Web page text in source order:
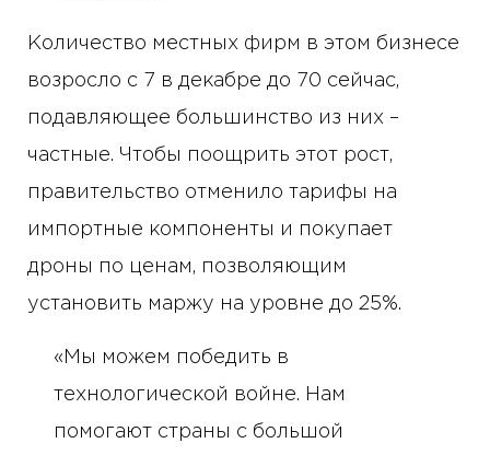
Количество местных фирм в этом бизнесе
возросло с 7 в декабре до 70 сейчас,
подавляющее большинство из них –
частные. Чтобы поощрить этот рост,
правительство отменило тарифы на
импортные компоненты и покупает
дроны по ценам, позволяющим
установить маржу на уровне до 25%.
«Мы можем победить в
технологической войне. Нам
помогают страны с большой